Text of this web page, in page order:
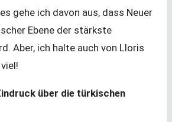
gehe ich davon aus, dass Neuer
Ebene der stärkste
Aber, ich halte auch von Lloris
über die türkischen